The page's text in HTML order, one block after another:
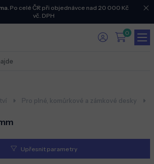
Po celé ČR při objednávce nad 20 000 Kč
vč. DPH
0
Pro plné, komůrkové a zámkové desky
Upřesnit parametry